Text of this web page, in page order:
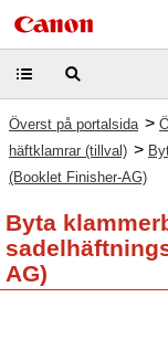
Överst på portalsida >
häftklamrar (tillval) >
(Booklet Finisher-AG)
Byta
AG)